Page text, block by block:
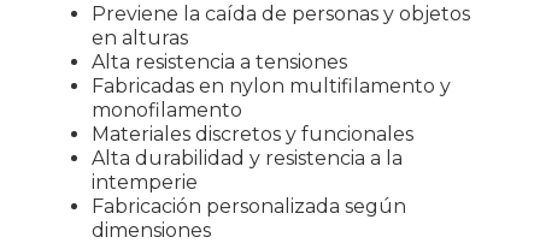
Previene la caída de personas y objetos
en alturas
Alta resistencia a tensiones
Fabricadas en nylon multifilamento y
monofilamento
Materiales discretos y funcionales
Alta durabilidad y resistencia a la
intemperie
Fabricación personalizada según
dimensiones